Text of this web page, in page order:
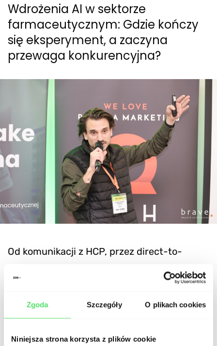
Zgoda Szczegóły O plikach cookies
Niniejsza strona korzysta z plików cookie
Wdrożenia AI w sektorze
farmaceutycznym: Gdzie kończy
się eksperyment, a zaczyna
przewaga konkurencyjna?
Od komunikacji z HCP, przez direct-to-
patient, po e-commerce – Olek przedstawił
przykłady, które pokazują, że AI napędza
transformację tylko tam, gdzie staje się
częścią strategii, a nie trendem.